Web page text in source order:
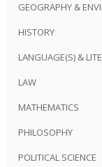
GEOGRAPHY &
HISTORY
LANGUAGE(S) &
LAW
MATHEMATICS
PHILOSOPHY
POLITICAL SCIENCE